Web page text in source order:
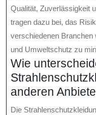
Qualität, Zuverlässigkeit
tragen dazu bei, das
verschiedenen
und Umweltschutz zu
Wie
anderen
Die